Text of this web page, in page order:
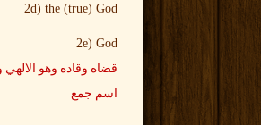
2d) the (true) God
2e) God
قضاه وقاده وهو الالهي
اسم جمع